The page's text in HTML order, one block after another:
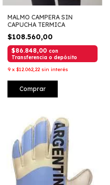
MALMO CAMPERA SIN
CAPUCHA TERMICA
$108.560,00
$86.848,00 con
Transferencia o depósito
9 x $12.062,22 sin interés
Comprar